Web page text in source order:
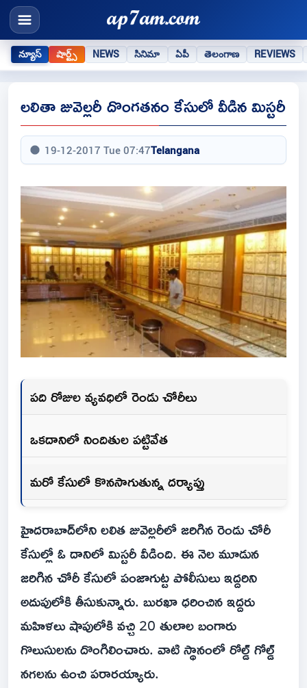
న్యూస్ షార్ట్స్ NEWS సినిమా ఏపీ తెలంగాణ REVIEWS
లలితా జువెల్లరీ దొంగతనం కేసులో వీడిన మిస్టరీ
19-12-2017 Tue 07:47Telangana
పది రోజుల వ్యవధిలో రెండు చోరీలు
ఒకదానిలో నిందితుల పట్టివేత
మరో కేసులో కొనసాగుతున్న దర్యాప్తు
హైదరాబాద్‌లోని లలిత జువెల్లరీలో జరిగిన రెండు చోరీ
కేసుల్లో ఓ దానిలో మిస్టరీ వీడింది. ఈ నెల మూడున
జరిగిన చోరీ కేసులో పంజాగుట్ట పోలీసులు ఇద్దరిని
అదుపులోకి తీసుకున్నారు. బురఖా ధరించిన ఇద్దరు
మహిళలు షాపులోకి వచ్చి 20 తులాల బంగారు
గొలుసులను దొంగిలించారు. వాటి స్థానంలో రోల్డ్ గోల్డ్‌
నగలను ఉంచి పరారయ్యారు.